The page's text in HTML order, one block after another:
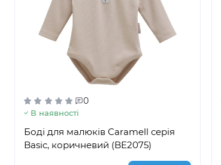
0
В наявності
Боді для малюків Caramell серія
Basic, коричневий (BE2075)